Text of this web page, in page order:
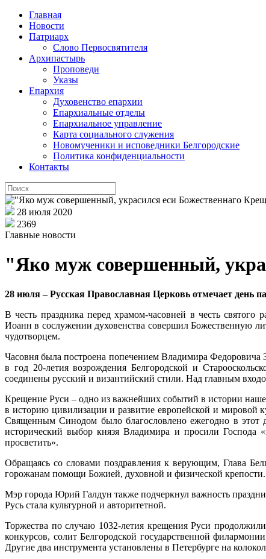
Главная
Новости
Патриарх
Слово Первосвятителя
Архипастырь
Проповеди
Указы
Епархия
Духовенство епархии
Епархиальные отделы
Епархиальное управление
Карта социального служения
Новомученики и исповедники Белгородские
Политика конфиденциальности
Контакты
28 июля 2020
2369
Главные новости
"Яко муж совершенный,
28 июля – Русская Православная Церковь отмечает день
В честь праздника перед храмом-часовней в честь
Иоанн в сослужении духовенства совершил Божественную
чудотворцем.
Часовня была построена попечением Владимира Федоровича
в год 20-летия возрождения Белгородской и
соединены русский и византийский стили. Над главным
Крещение Руси – одно из важнейших событий в истории
в историю цивилизации и развитие европейской и мировой
Священным Синодом было благословлено ежегодно в этот
исторический выбор князя Владимира и просили Господа
просветить».
Обращаясь со словами поздравления к верующим, Глава
горожанам помощи Божией, духовной и физической крепости.
Мэр города Юрий Галдун также подчеркнул важность
Русь стала культурной и авторитетной.
Торжества по случаю 1032-летия крещения Руси
конкурсов, солит Белгородской государственной
Другие два инструмента установлены в Петербурге на